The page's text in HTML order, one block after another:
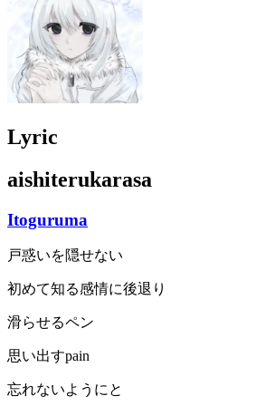
Lyric
aishiterukarasa
Itoguruma
戸惑いを隠せない
初めて知る感情に後退り
滑らせるペン
思い出すpain
忘れないようにと